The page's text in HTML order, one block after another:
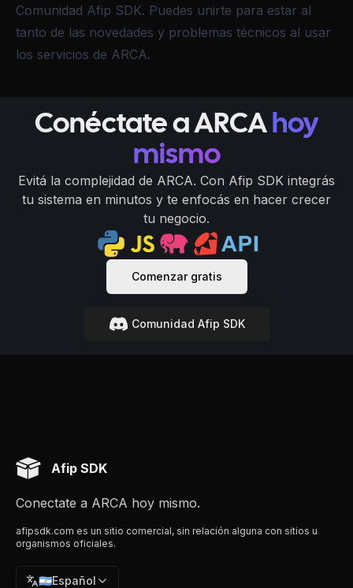
Comunidad Afip SDK. Puedes unirte para estar al
tanto de las novedades y problemas técnicos al usar
los servicios de ARCA.
Conéctate a ARCA hoy
mismo
Evitá la complejidad de ARCA. Con Afip SDK integrás
tu sistema en minutos y te enfocás en hacer crecer
tu negocio.
Comenzar gratis
Comunidad Afip SDK
Afip SDK
Conectate a ARCA hoy mismo.
afipsdk.com es un sitio comercial, sin relación alguna con sitios u
organismos oficiales.
🇦🇷Español